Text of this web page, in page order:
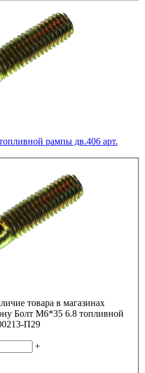
рампы дв.406 арт.
товара в магазинах
Болт М6*35 6.8 топливной
арт. 200213-П29
+